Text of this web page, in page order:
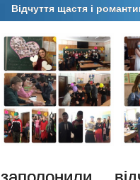
Відчуття щастя і